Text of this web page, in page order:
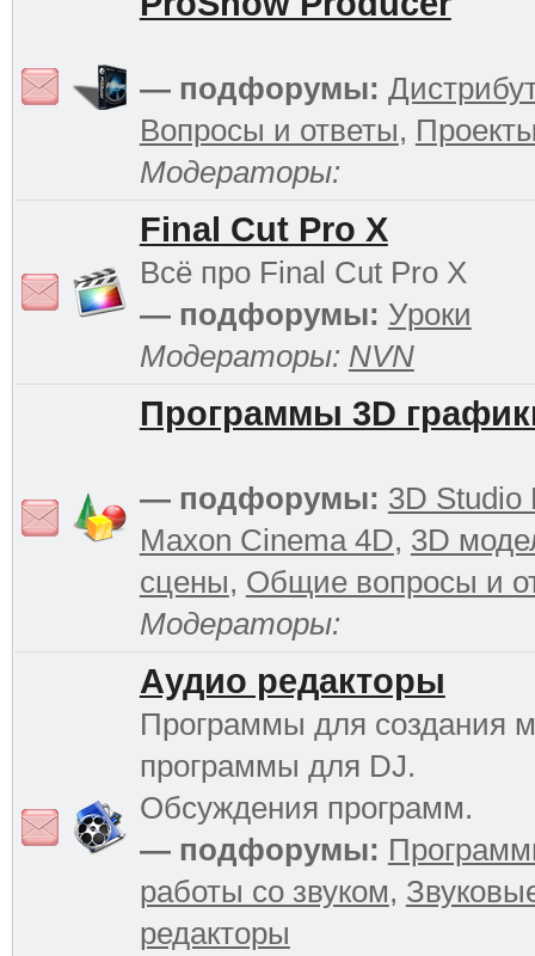
— подфорумы:
Вопросы и ответы,
Модераторы:
Final Cut Pro X
Всё про Final Cut Pro X
— подфорумы: Уроки
Модераторы: NVN
Программы 3D
— подфорумы: 3D Studio
Maxon Cinema 4D, 3D
сцены, Общие вопросы и
Модераторы:
Аудио редакторы
Программы для создания
программы для DJ.
Обсуждения программ.
— подфорумы:
работы со звуком,
редакторы